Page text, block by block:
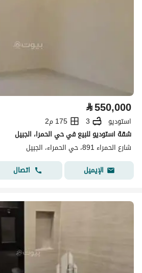
⃁550,000
استوديو 3
175 م2
شقة استوديو للبيع في حي الحمرا، الجبيل
شارع الحمراء 891، حي الحمراء، الجبيل
الإيميل
اتصال